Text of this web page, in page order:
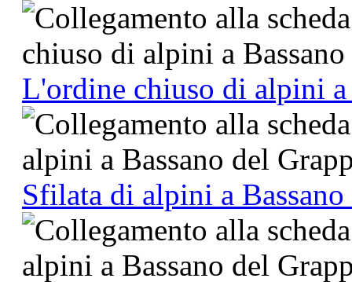
L'ordine chiuso di alpini a
Sfilata di alpini a